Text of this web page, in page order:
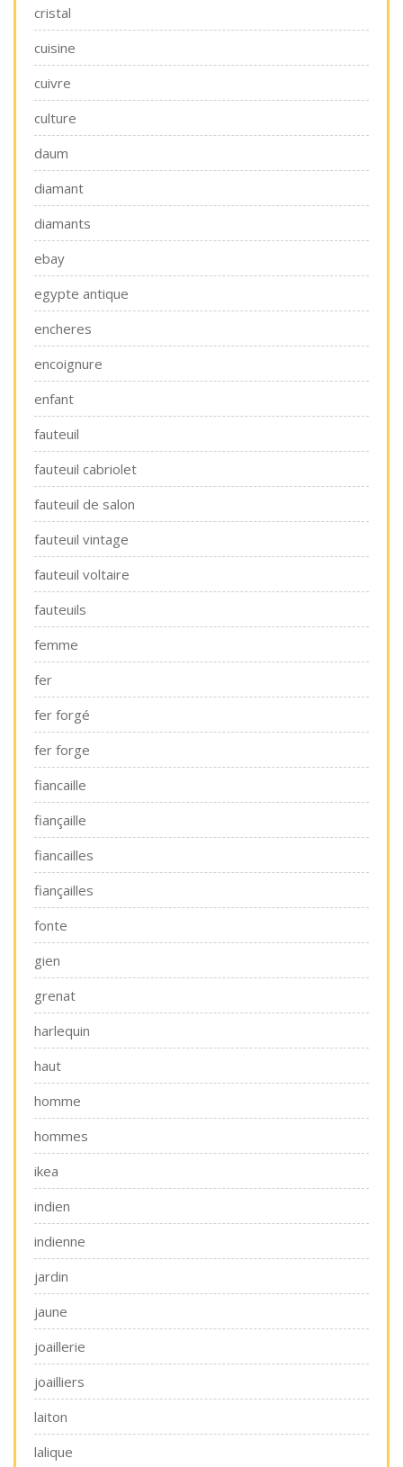
cristal
cuisine
cuivre
culture
daum
diamant
diamants
ebay
egypte antique
encheres
encoignure
enfant
fauteuil
fauteuil cabriolet
fauteuil de salon
fauteuil vintage
fauteuil voltaire
fauteuils
femme
fer
fer forgé
fer forge
fiancaille
fiançaille
fiancailles
fiançailles
fonte
gien
grenat
harlequin
haut
homme
hommes
ikea
indien
indienne
jardin
jaune
joaillerie
joailliers
laiton
lalique